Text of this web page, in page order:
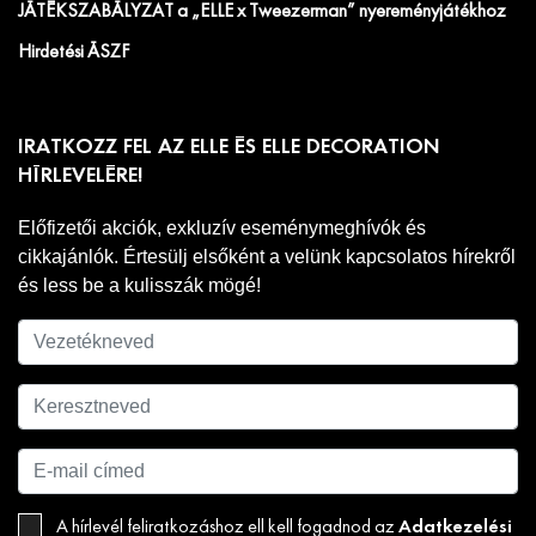
JÁTÉKSZABÁLYZAT a „ELLE x Tweezerman” nyereményjátékhoz
Hirdetési ÁSZF
IRATKOZZ FEL AZ ELLE ÉS ELLE DECORATION
HÍRLEVELÉRE!
Előfizetői akciók, exkluzív eseménymeghívók és
cikkajánlók. Értesülj elsőként a velünk kapcsolatos hírekről
és less be a kulisszák mögé!
A hírlevél feliratkozáshoz ell kell fogadnod az Adatkezelési